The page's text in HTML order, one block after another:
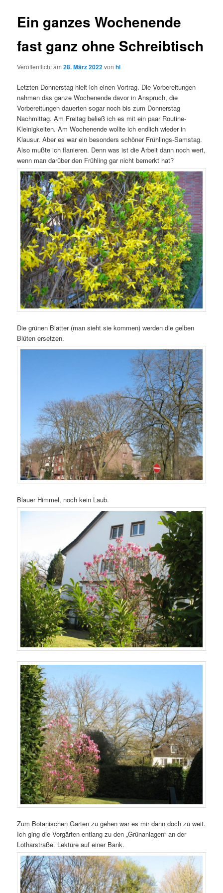
Ein ganzes Wochenende
fast ganz ohne Schreibtisch
Veröffentlicht am28. März 2022vonhl
Letzten Donnerstag hielt ich einen Vortrag. Die Vorbereitungen
nahmen das ganze Wochenende davor in Anspruch, die
Vorbereitungen dauerten sogar noch bis zum Donnerstag
Nachmittag. Am Freitag beließ ich es mit ein paar Routine-
Kleinigkeiten. Am Wochenende wollte ich endlich wieder in
Klausur. Aber es war ein besonders schöner Frühlings-Samstag.
Also mußte ich flanieren. Denn was ist die Arbeit dann noch wert,
wenn man darüber den Frühling gar nicht bemerkt hat?
Die grünen Blätter (man sieht sie kommen) werden die gelben
Blüten ersetzen.
Blauer Himmel, noch kein Laub.
Zum Botanischen Garten zu gehen war es mir dann doch zu weit.
Ich ging die Vorgärten entlang zu den „Grünanlagen“ an der
Lotharstraße. Lektüre auf einer Bank.